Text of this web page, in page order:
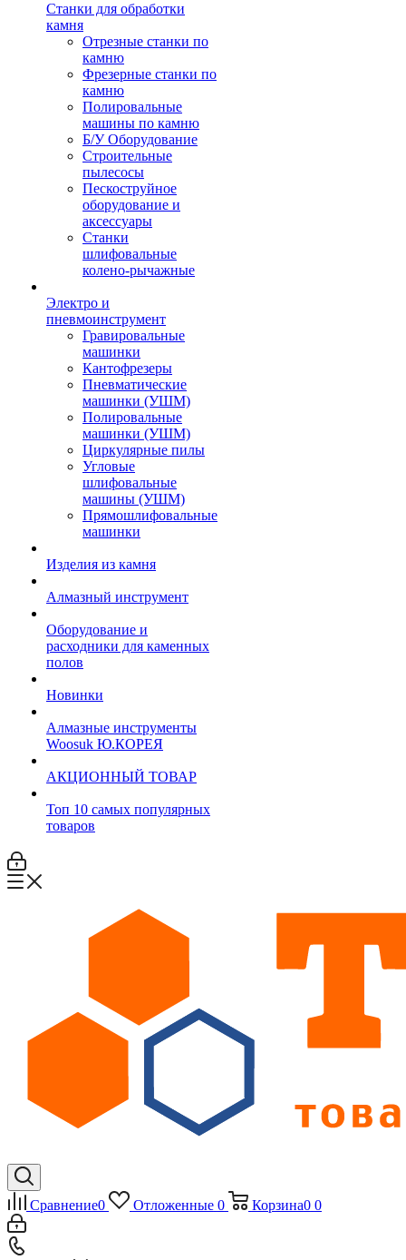
Станки для обработки
камня
Отрезные станки по
камню
Фрезерные станки по
камню
Полировальные
машины по камню
Б/У Оборудование
Строительные
пылесосы
Пескоструйное
оборудование и
аксессуары
Станки
шлифовальные
колено-рычажные
Электро и
пневмоинструмент
Гравировальные
машинки
Кантофрезеры
Пневматические
машинки (УШМ)
Полировальные
машинки (УШМ)
Циркулярные пилы
Угловые
шлифовальные
машины (УШМ)
Прямошлифовальные
машинки
Изделия из камня
Алмазный инструмент
Оборудование и
расходники для каменных
полов
Новинки
Алмазные инструменты
Woosuk Ю.КОРЕЯ
АКЦИОННЫЙ ТОВАР
Топ 10 самых популярных
товаров
Сравнение0 Отложенные 0 Корзина0 0